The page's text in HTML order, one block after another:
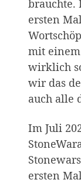
brauchte.
ersten
mit
wirklich
wir das
auch alle
Im Juli
ersten